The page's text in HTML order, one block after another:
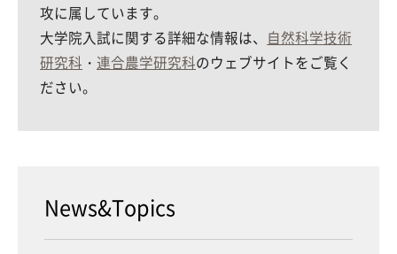
攻に属しています。
大学院入試に関する詳細な情報は、 自然科学技術
研究科 ・ 連合農学研究科のウェブサイトをご覧く
ださい。
News&Topics